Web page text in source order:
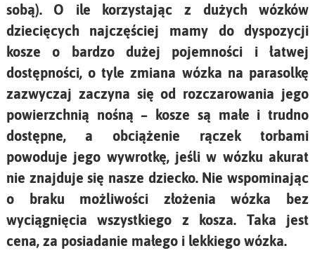
sobą). O ile korzystając z dużych wózków
dziecięcych najczęściej mamy do dyspozycji
kosze o bardzo dużej pojemności i łatwej
dostępności, o tyle zmiana wózka na parasolkę
zazwyczaj zaczyna się od rozczarowania jego
powierzchnią nośną – kosze są małe i trudno
dostępne, a obciążenie rączek torbami
powoduje jego wywrotkę, jeśli w wózku akurat
nie znajduje się nasze dziecko. Nie wspominając
o braku możliwości złożenia wózka bez
wyciągnięcia wszystkiego z kosza. Taka jest
cena, za posiadanie małego i lekkiego wózka.